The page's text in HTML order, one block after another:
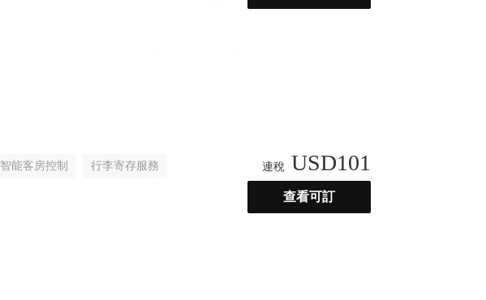
智能客房控制 行李寄存服務 連稅 USD101
查看可訂